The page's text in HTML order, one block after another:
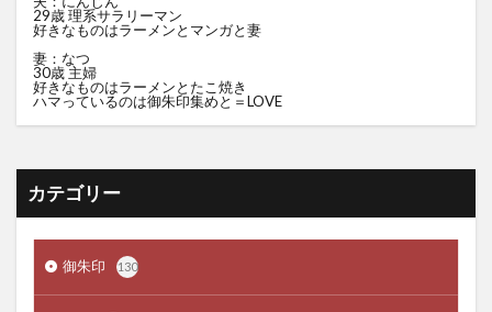
29歳 理系サラリーマン
好きなものはラーメンとマンガと妻
妻：なつ
30歳 主婦
好きなものはラーメンとたこ焼き
ハマっているのは御朱印集めと＝LOVE
カテゴリー
御朱印 130